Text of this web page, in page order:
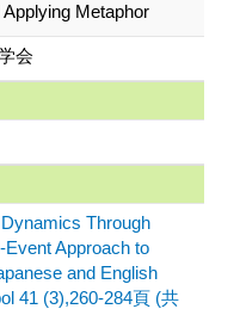
Metaphor
会
Through
Event Approach to
and English
41 (3),260-284頁 (共